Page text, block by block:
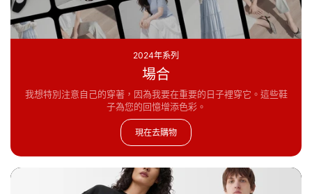
2024年系列
場合
我想特別注意自己的穿著，因為我要在重要的日子裡穿它。這些鞋
子為您的回憶增添色彩。
現在去購物